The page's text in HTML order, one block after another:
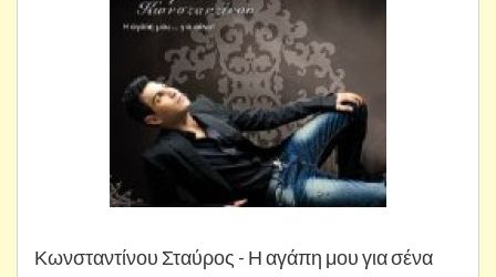
Κωνσταντίνου Σταύρος - Η αγάπη μου για σένα